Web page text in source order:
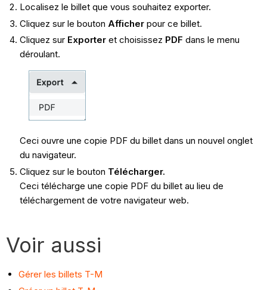
Localisez le billet que vous souhaitez exporter.
Cliquez sur le bouton Afficherpour ce billet.
Cliquez sur Exporteret choisissez PDF dans le menu
déroulant.
Ceci ouvre une copie PDF du billet dans un nouvel onglet
du navigateur.
Cliquez sur le bouton Télécharger.
Ceci télécharge une copie PDF du billet au lieu de
téléchargement de votre navigateur web.
Voir aussi
Gérer les billets T-M